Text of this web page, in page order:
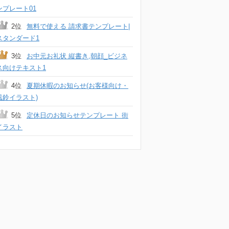
プレート01
2位
無料で使える 請求書テンプレート|
タンダード1
3位
お中元お礼状 縦書き,朝顔_ビジネ
向けテキスト1
4位
夏期休暇のお知らせ(お客様向け・
鈴イラスト)
5位
定休日のお知らせテンプレート 街
ラスト